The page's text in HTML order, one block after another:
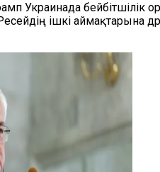
Украинада бейбітшілік
ішкі аймақтарына